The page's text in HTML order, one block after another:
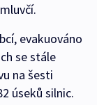
evakuováno
se stále
na šesti
úseků silnic.